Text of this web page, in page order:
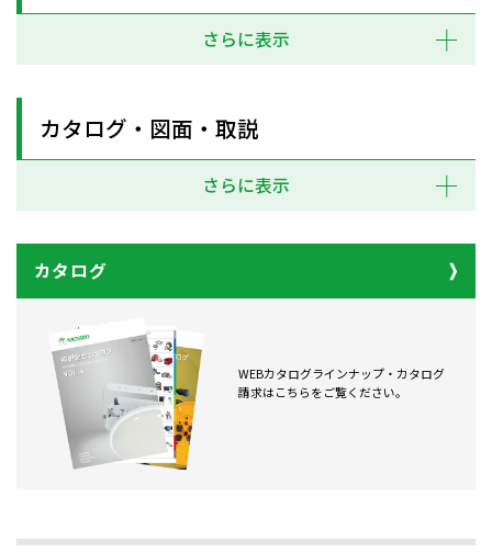
さらに表示
カタログ・図面・取説
さらに表示
カタログ
WEBカタログラインナップ・カタログ
請求はこちらをご覧ください。